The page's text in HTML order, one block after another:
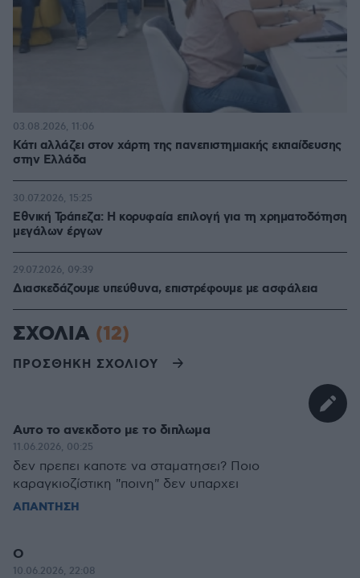
Κάτι αλλάζει στον χάρτη της πανεπιστημιακής εκπαίδευσης
στην Ελλάδα
03.08.2026, 11:06
Εθνική Τράπεζα: Η κορυφαία επιλογή για τη χρηματοδότηση
μεγάλων έργων
30.07.2026, 15:25
Διασκεδάζουμε υπεύθυνα, επιστρέφουμε με ασφάλεια
29.07.2026, 09:39
ΣΧΟΛΙΑ (12)
ΠΡΟΣΘΗΚΗ ΣΧΟΛΙΟΥ
Αυτο το ανεκδοτο με το διπλωμα
11.06.2026, 00:25
δεν πρεπει καποτε να σταματησει? Ποιο
καραγκιοζίστικη "ποινη" δεν υπαρχει
ΑΠΑΝΤΗΣΗ
Ο
10.06.2026, 22:08